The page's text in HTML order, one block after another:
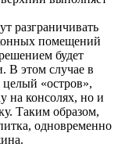
разграничивать
помещений
будет
В этом случае в
целый «остров»,
на консолях, но и
Таким образом,
одновременно